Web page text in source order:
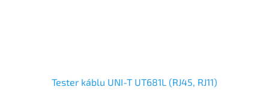
Tester káblu UNI-T UT681L (RJ45, RJ11)